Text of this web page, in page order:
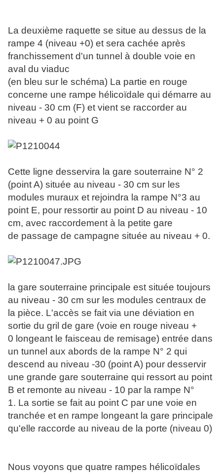
La deuxième raquette se situe au dessus de la
rampe 4 (niveau +0) et sera cachée après
franchissement d'un tunnel à double voie en
aval du viaduc
(en bleu sur le schéma) La partie en rouge
concerne une rampe hélicoïdale qui démarre au
niveau - 30 cm (F) et vient se raccorder au
niveau + 0 au point G
Cette ligne desservira la gare souterraine N° 2
(point A) située au niveau - 30 cm sur les
modules muraux et rejoindra la rampe N°3 au
point E, pour ressortir au point D au niveau - 10
cm, avec raccordement à la petite gare
de passage de campagne située au niveau + 0.
la gare souterraine principale est située toujours
au niveau - 30 cm sur les modules centraux de
la pièce. L'accès se fait via une déviation en
sortie du gril de gare (voie en rouge niveau +
0 longeant le faisceau de remisage) entrée dans
un tunnel aux abords de la rampe N° 2 qui
descend au niveau -30 (point A) pour desservir
une grande gare souterraine qui ressort au point
B et remonte au niveau - 10 par la rampe N°
1. La sortie se fait au point C par une voie en
tranchée et en rampe longeant la gare principale
qu'elle raccorde au niveau de la porte (niveau 0)
Nous voyons que quatre rampes hélicoïdales